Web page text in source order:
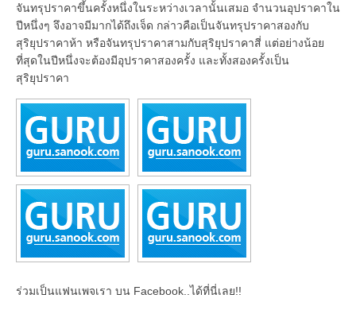
จันทรุปราคาขึ้นครั้งหนึ่งในระหว่างเวลานั้นเสมอ จำนวนอุปราคาใน
ปีหนึ่งๆ จึงอาจมีมากได้ถึงเจ็ด กล่าวคือเป็นจันทรุปราคาสองกับ
สุริยุปราคาห้า หรือจันทรุปราคาสามกับสุริยุปราคาสี่ แต่อย่างน้อย
ที่สุดในปีหนึ่งจะต้องมีอุปราคาสองครั้ง และทั้งสองครั้งเป็น
สุริยุปราคา
ร่วมเป็นแฟนเพจเรา บน Facebook..ได้ที่นี่เลย!!